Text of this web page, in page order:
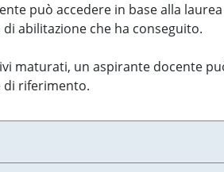
può accedere in base alla
abilitazione che ha conseguito.
maturati, un aspirante docente
di riferimento.